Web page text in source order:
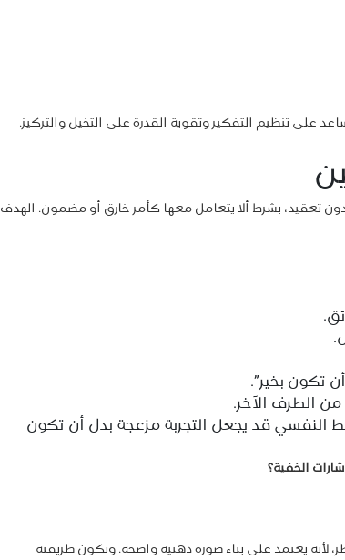
على تنظيم التفكير وتقوية القدرة على التخيل والتركيز.
تعقيد، بشرط ألا يتعامل معها كأمر خارق أو مضمون. الهدف
تكون بخير”.
من الطرف الآخر.
النفسي قد يجعل التجربة مزعجة بدل أن تكون
الخفية؟
لأنه يعتمد على بناء صورة ذهنية واضحة. وتكون طريقته